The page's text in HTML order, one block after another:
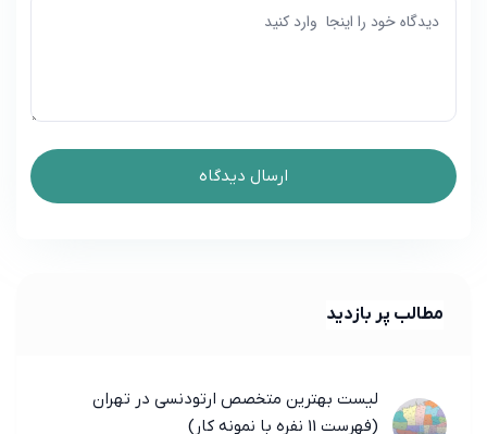
مطالب پر بازدید
لیست بهترین متخصص ارتودنسی در تهران
(فهرست 11 نفره با نمونه کار)